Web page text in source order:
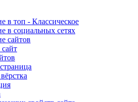
в топ - Классическое
в социальных сетях
сайтов